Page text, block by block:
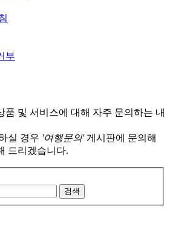
부
품 및 서비스에 대해 자주 문의하는 내
실 경우 '여행문의'게시판에 문의해
드리겠습니다.
검색